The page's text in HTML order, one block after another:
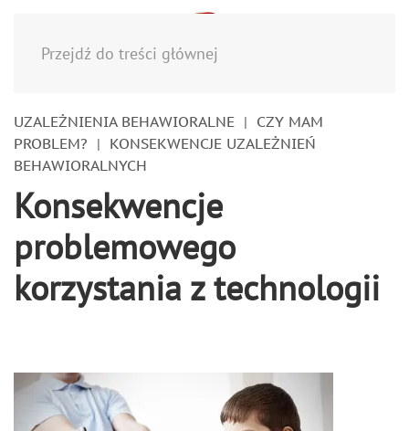
Przejdź do treści głównej
UZALEŻNIENIA BEHAWIORALNE
CZY MAM
PROBLEM?
KONSEKWENCJE UZALEŻNIEŃ
BEHAWIORALNYCH
Konsekwencje
problemowego
korzystania z technologii